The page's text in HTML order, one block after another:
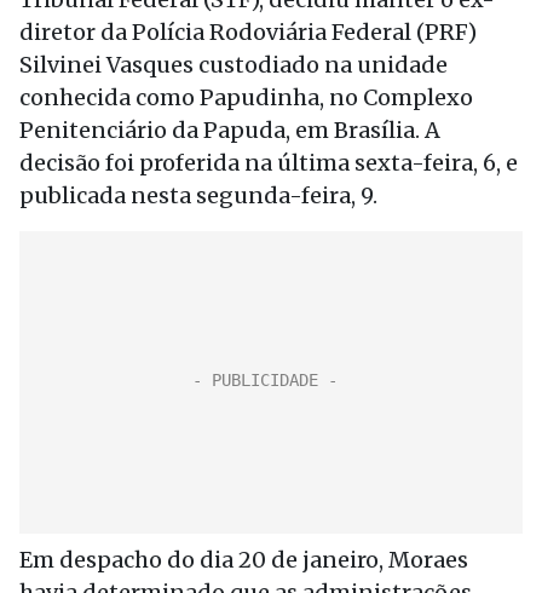
diretor da Polícia Rodoviária Federal (PRF)
Silvinei Vasques custodiado na unidade
conhecida como Papudinha, no Complexo
Penitenciário da Papuda, em Brasília. A
decisão foi proferida na última sexta-feira, 6, e
publicada nesta segunda-feira, 9.
Em despacho do dia 20 de janeiro, Moraes